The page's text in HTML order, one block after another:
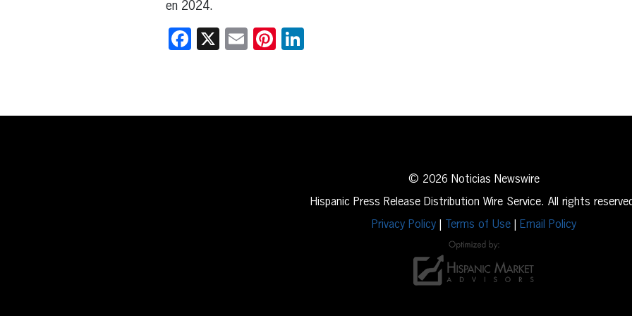
en 2024.
Facebook
X EmailPinterest
© 2026 Noticias Newswire
Hispanic Press Release Distribution Wire Service. All rights
Privacy Policy
Terms of Use Email Policy